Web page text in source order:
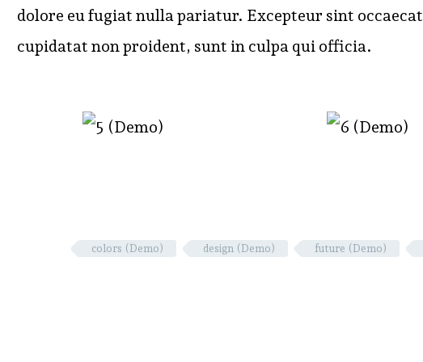
dolore eu fugiat nulla pariatur. Excepteur sint occaecat
cupidatat non proident, sunt in culpa qui officia.
colors (Demo) design (Demo) future (Demo)